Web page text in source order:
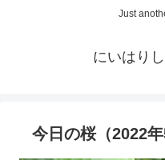
Just
にいはり
今日の桜（2022年